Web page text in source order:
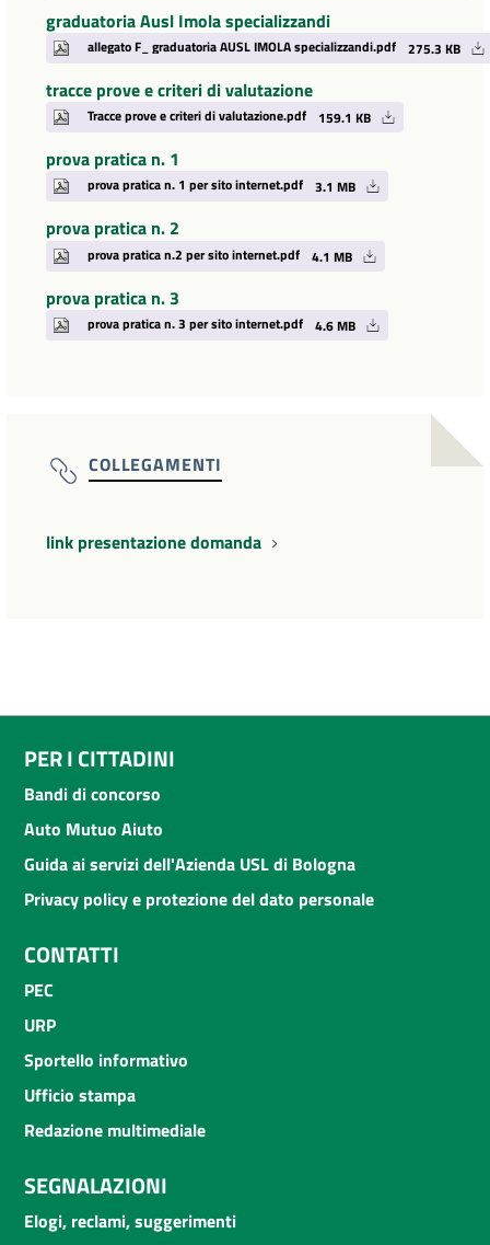
graduatoria Ausl Imola specializzandi
allegato F_ graduatoria AUSL IMOLA specializzandi.pdf 275.3 KB
tracce prove e criteri di valutazione
Tracce prove e criteri di valutazione.pdf 159.1 KB
prova pratica n. 1
prova pratica n. 1 per sito internet.pdf 3.1 MB
prova pratica n. 2
prova pratica n.2 per sito internet.pdf 4.1 MB
prova pratica n. 3
prova pratica n. 3 per sito internet.pdf 4.6 MB
COLLEGAMENTI
link presentazione domanda
PER I CITTADINI
Bandi di concorso
Auto Mutuo Aiuto
Guida ai servizi dell'Azienda USL di Bologna
Privacy policy e protezione del dato personale
CONTATTI
PEC
URP
Sportello informativo
Ufficio stampa
Redazione multimediale
SEGNALAZIONI
Elogi, reclami, suggerimenti